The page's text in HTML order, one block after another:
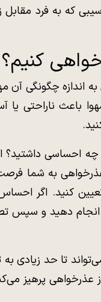
که به فرد مقابل
کنیم؟
اندازه چگونگی
باعث ناراحتی
چه احساسی داشتید؟
به شما
کنید. اگر
انجام دهید و سپس
تا حد زیادی
عذرخواهی پرهیز